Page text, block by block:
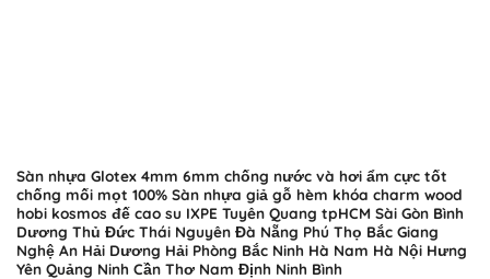
Sàn nhựa Glotex 4mm 6mm chống nước và hơi ẩm cực tốt
chống mối mọt 100% Sàn nhựa giả gỗ hèm khóa charm wood
hobi kosmos đế cao su IXPE Tuyên Quang tpHCM Sài Gòn Bình
Dương Thủ Đức Thái Nguyên Đà Nẵng Phú Thọ Bắc Giang
Nghệ An Hải Dương Hải Phòng Bắc Ninh Hà Nam Hà Nội Hưng
Yên Quảng Ninh Cần Thơ Nam Định Ninh Bình